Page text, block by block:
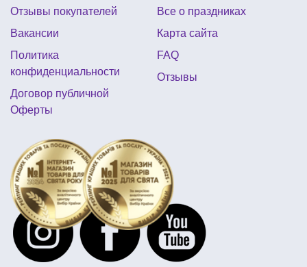
аксессуары день независимости
все для черной вечеринки
рок стиль вечеринка
носок для подарков купить киев
тематические плакаты
вечеринка в байкерском стиле
Отзывы покупателей
Вакансии
Политика
конфиденциальности
Договор публичной
Оферты
Все о праздниках
Карта сайта
FAQ
Отзывы